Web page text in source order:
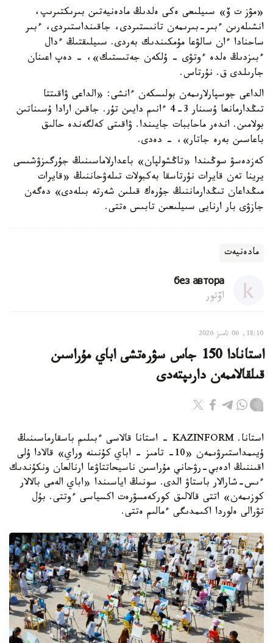
«مۋز ت ۆ» سىيلىعى ەكى ەلدىڭ مادەنيەتىن بىرىكتىرىپ،
انشىلەرىن ءبىر-بىرىمەن تانىستىردى، جاقىنداستىردى، ءبىر
ساحنادا ءان سالۋعا مۇمكىندىك بەردى. سىيلىقتىڭ ءدال
ءبىزدىڭ ەلدە ءوتۋى - ۇلكەن جەتىستىك»، - دەپ اعىنان
جارىلدى ق. نۇرتاس.
الداعى جوسپارلارىمەن بولىسكەن ءانشى: «الداعى ۋاقىتتا
تىڭدارمانعا ۇسىنار 3-4 ءانىم دايىن تۇر. جاقىن ارادا ۇسىناتىن
بولامىن. اندەر ماحاببات جايىندا. ۋاقىتى كەلگەندە حالىق
باعاسىن بەرە جاتار»، - دەدى.
كەزدەسۋ سوڭىندا «تاڭشولپان» باعدارلاماسىنىڭ جۇرگىزۋشىسى
يرينا تەن قايرات نۇرتاسقا بەكبولات تىلەۋحاننىڭ «قايرات
مىڭداعان تىڭدارماننىڭ جۇرەك قىلىن شەرتە بىلەدى» دەگەن
جازۋى بار ارنايى سىيلىعىن تابىس ەتتى.
مادەنيەت
без автора
اۆتور
18:10, 06 تامىز 2026
استانادا 150 جاس سۋرەتشى اباي مۇراسىن
قىلقالاممەن دارىپتەدى
استانا. KAZINFORM - استانا قالاسى ءبىلىم باسقارماسىنىڭ
ۇيىمداستىرۋىمەن «10- تامىز - اباي كۇنىنە وراي» قالادا ۇلى
اقىننىڭ ادەبي-رۋحاني مۇراسىن ناسيحاتتاۋعا ارنالعان ونكۇندىك
ءىس-شارالار باستاۋ الدى. سونىڭ اياسىندا «اباي الەمى بالالار
كوزىمەن» اتتى قالالىق كوركەمسۋرەت اكسياسى ءوتتى. بۇل
تۋرالى ەلوردا اكىمدىگى ءمالىم ەتتى.